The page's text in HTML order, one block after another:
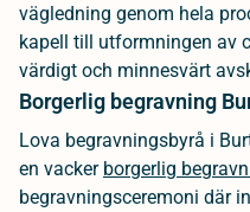
vägledning genom hela
kapell till utformningen av
värdigt och minnesvärt
Borgerlig begravning
Lova begravningsbyrå i
en vacker borgerlig
begravningsceremoni där